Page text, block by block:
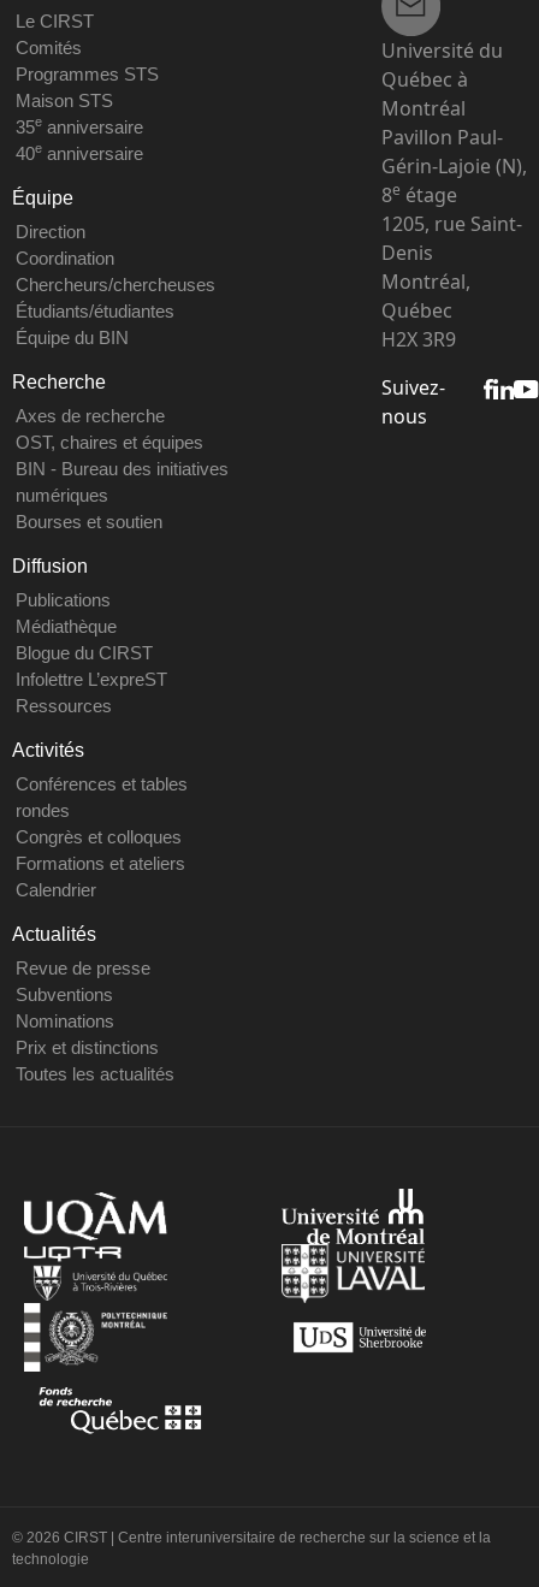
Le CIRST
Comités
Programmes STS
Maison STS
35eanniversaire
40eanniversaire
Équipe
Direction
Coordination
Chercheurs/chercheuses
Étudiants/étudiantes
Équipe du BIN
Recherche
Axes de recherche
OST, chaires et équipes
BIN - Bureau des initiatives
numériques
Bourses et soutien
Diffusion
Publications
Médiathèque
Blogue du CIRST
Infolettre L’expreST
Ressources
Activités
Conférences et tables
rondes
Congrès et colloques
Formations et ateliers
Calendrier
Actualités
Revue de presse
Subventions
Nominations
Prix et distinctions
Toutes les actualités
Université du
Québec à
Montréal
Pavillon Paul-
Gérin-Lajoie (N),
8e étage
1205, rue Saint-
Denis
Montréal,
Québec
H2X 3R9
Suivez-
nous
© 2026 CIRST | Centre interuniversitaire de recherche sur la science et la
technologie